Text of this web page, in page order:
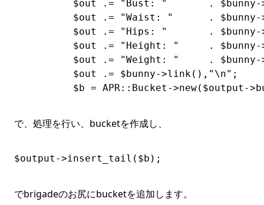
$out .= "Bust: "       .
$out .= "Waist: "      .
$out .= "Hips: "       .
$out .= "Height: "     .
$out .= "Weight: "     .
          $out .= $bunny->link(),"\n";
$b = APR::Bucket->new($output-
で、処理を行い、bucketを作成し、
$output->insert_tail($b);
でbrigadeのお尻にbucketを追加します。